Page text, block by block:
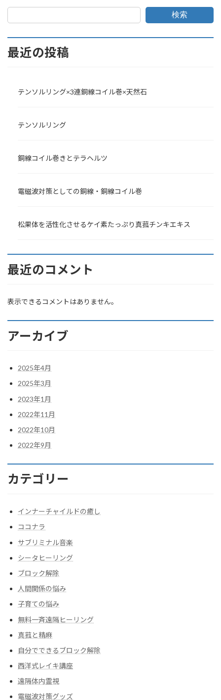
検索
最近の投稿
テンソルリング×3連銅線コイル巻×天然石
テンソルリング
銅線コイル巻きとテラヘルツ
電磁波対策としての銅線・銅線コイル巻
松果体を活性化させるケイ素たっぷり真菰チンキエキス
最近のコメント
表示できるコメントはありません。
アーカイブ
2025年4月
2025年3月
2023年1月
2022年11月
2022年10月
2022年9月
カテゴリー
インナーチャイルドの癒し
ココナラ
サブリミナル音楽
シータヒーリング
ブロック解除
人間関係の悩み
子育ての悩み
無料一斉遠隔ヒーリング
真菰と精麻
自分でできるブロック解除
西洋式レイキ講座
遠隔体内霊視
電磁波対策グッズ